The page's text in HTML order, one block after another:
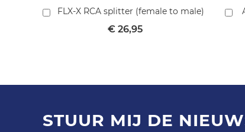
FLX-X RCA splitter (female to male)
€ 26,95
In
winkelmandje
In
STUUR MIJ DE